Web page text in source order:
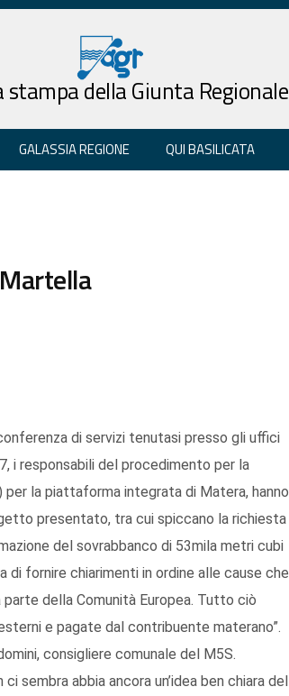
stampa della Giunta Regionale
GALASSIA REGIONE QUI BASILICATA
di servizi tenutasi presso gli uffici
i responsabili del procedimento per la
la piattaforma integrata di Matera, hanno
presentato, tra cui spiccano la richiesta
del sovrabbanco di 53mila metri cubi
fornire chiarimenti in ordine alle cause che
della Comunità Europea. Tutto ciò
e pagate dal contribuente materano”.
consigliere comunale del M5S.
sembra abbia ancora un’idea ben chiara del